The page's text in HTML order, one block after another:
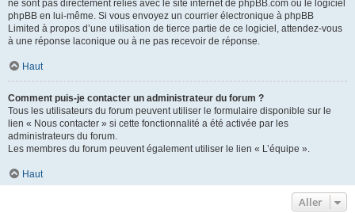
ne sont pas directement reliés avec le site internet de phpBB.com ou le logiciel
phpBB en lui-même. Si vous envoyez un courrier électronique à phpBB
Limited à propos d’une utilisation de tierce partie de ce logiciel, attendez-vous
à une réponse laconique ou à ne pas recevoir de réponse.
Haut
Comment puis-je contacter un administrateur du forum ?
Tous les utilisateurs du forum peuvent utiliser le formulaire disponible sur le
lien « Nous contacter » si cette fonctionnalité a été activée par les
administrateurs du forum.
Les membres du forum peuvent également utiliser le lien « L’équipe ».
Haut
Aller